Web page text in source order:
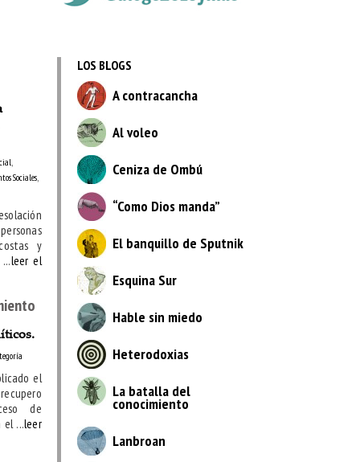
,
Sociales,
y
leer el
el
de
el ...leer
LOS BLOGS
A contracancha
Al voleo
Ceniza de Ombú
“Como Dios manda”
El banquillo de Sputnik
Esquina Sur
Hable sin miedo
Heterodoxias
La batalla del
conocimiento
Lanbroan